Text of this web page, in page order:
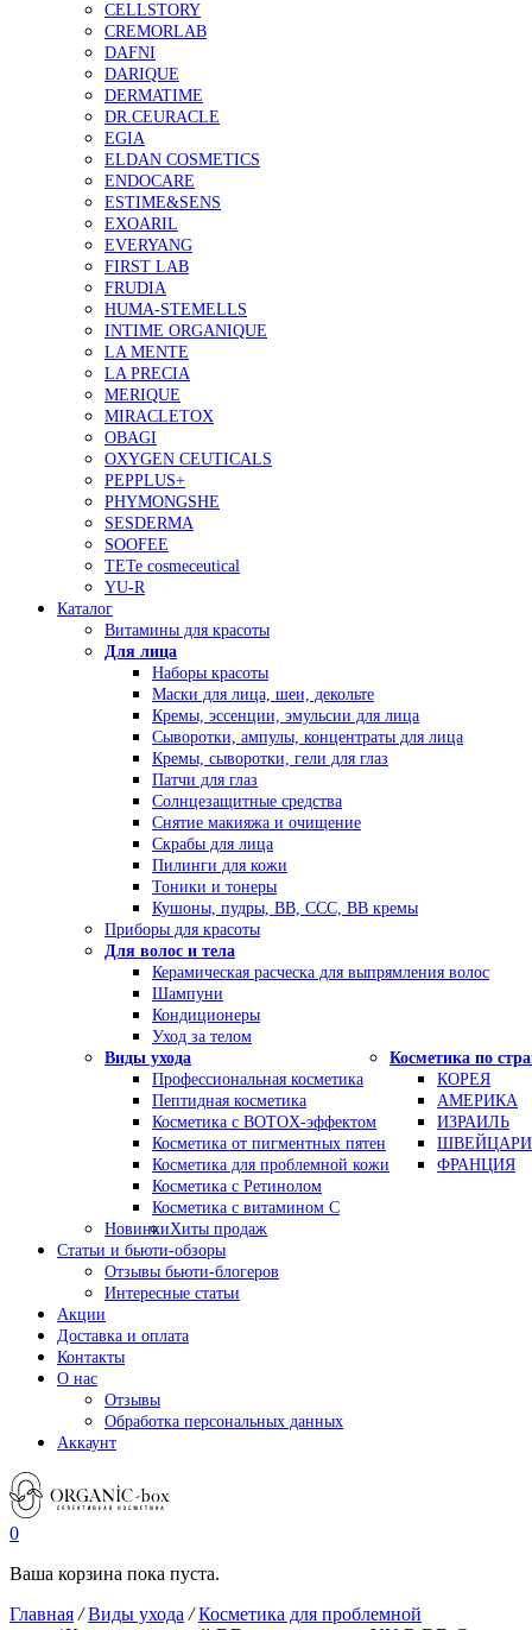
CELLSTORY
CREMORLAB
DAFNI
DARIQUE
DERMATIME
DR.CEURACLE
EGIA
ELDAN COSMETICS
ENDOCARE
ESTIME&SENS
EXOARIL
EVERYANG
FIRST LAB
FRUDIA
HUMA-STEMELLS
INTIME ORGANIQUE
LA MENTE
LA PRECIA
MERIQUE
MIRACLETOX
OBAGI
OXYGEN CEUTICALS
PEPPLUS+
PHYMONGSHE
SESDERMA
SOOFEE
TETe cosmeceutical
YU-R
Каталог
Витамины для красоты
Для лица
Наборы красоты
Маски для лица, шеи, декольте
Кремы, эссенции, эмульсии для лица
Сыворотки, ампулы, концентраты для лица
Кремы, сыворотки, гели для глаз
Патчи для глаз
Солнцезащитные средства
Снятие макияжа и очищение
Скрабы для лица
Пилинги для кожи
Тоники и тонеры
Кушоны, пудры, ВВ, ССС, ВВ кремы
Приборы для красоты
Для волос и тела
Керамическая расческа для выпрямления волос
Шампуни
Кондиционеры
Уход за телом
Виды ухода
Профессиональная косметика
Пептидная косметика
Косметика с BOTOX-эффектом
Косметика от пигментных пятен
Косметика для проблемной кожи
Косметика с Ретинолом
Косметика с витамином С
Косметика по
КОРЕЯ
АМЕРИКА
ИЗРАИЛЬ
ФРАНЦИЯ
НовинкиХиты продаж
Статьи и бьюти-обзоры
Отзывы бьюти-блогеров
Интересные статьи
Акции
Доставка и оплата
Контакты
О нас
Отзывы
Обработка персональных данных
Аккаунт
0
Ваша корзина пока пуста.
Главная /Виды ухода /Косметика для проблемной